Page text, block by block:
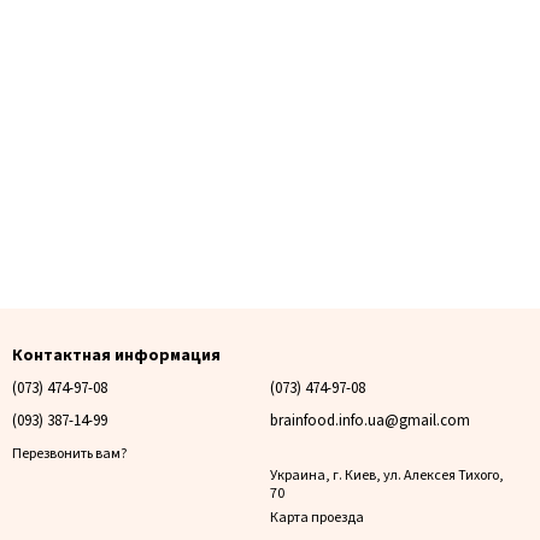
Контактная информация
(073) 474-97-08
(093) 387-14-99
Перезвонить вам?
(073) 474-97-08
brainfood.info.ua@gmail.com
Украина, г. Киев, ул. Алексея Тихого,
70
Карта проезда